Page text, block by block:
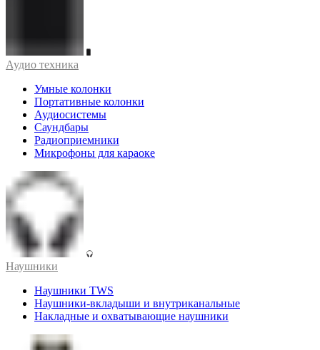
Аудио техника
Умные колонки
Портативные колонки
Аудиосистемы
Саундбары
Радиоприемники
Микрофоны для караоке
Наушники
Наушники TWS
Наушники-вкладыши и внутриканальные
Накладные и охватывающие наушники